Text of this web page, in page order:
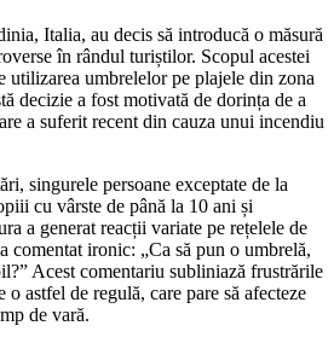
Italia, au decis să introducă o măsură
în rândul turiștilor. Scopul acestei
utilizarea umbrelelor pe plajele din zona
decizie a fost motivată de dorința de a
a suferit recent din cauza unui incendiu
singurele persoane exceptate de la
cu vârste de până la 10 ani și
a generat reacții variate pe rețelele de
comentat ironic: „Ca să pun o umbrelă,
Acest comentariu subliniază frustrările
o astfel de regulă, care pare să afecteze
de vară.